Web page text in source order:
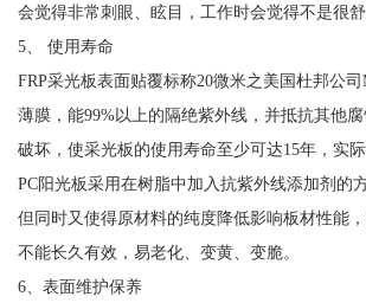
会觉得非常刺眼、眩目，工作时会觉得不是很舒
5、 使用寿命
FRP采光板表面贴覆标称20微米之美国杜邦公
薄膜，能99%以上的隔绝紫外线，并抵抗其他
破坏，使采光板的使用寿命至少可达15年，实际
PC阳光板采用在树脂中加入抗紫外线添加剂的
但同时又使得原材料的纯度降低影响板材性能
不能长久有效，易老化、变黄、变脆。
6、表面维护保养